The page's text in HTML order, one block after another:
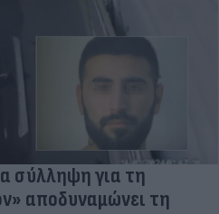
σύλληψη για τη
αποδυναμώνει τη